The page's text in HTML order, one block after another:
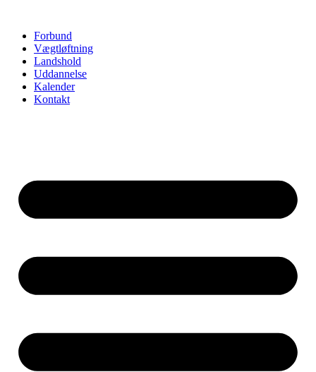
indholdForbund
Vægtløftning
Landshold
Uddannelse
Kalender
Kontakt